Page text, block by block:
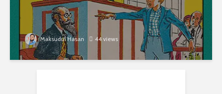
Maksudul Hasan 44 views